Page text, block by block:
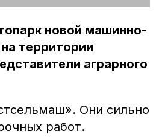
новой машинно-
территории
аграрного
Они сильно
работ.